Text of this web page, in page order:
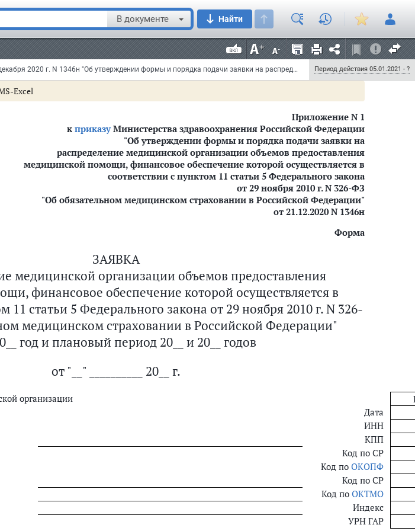
В документе Найти
помощи, финансовое обеспечение которой осуществляется в соответствии с пунктом 11 статьи 5
медицинской помощи, финансовое обеспечение которой осуществляется в соответствии с
Приказ Министерства здравоохранения РФ от 21 декабря 2020 г. N 1346н "Об утверждении формы и порядка подачи заявки на распределение медицинской организации объемов предоставления медицинской помощи, финансовое обеспечение которой осуществляется в соответствии с пунктом 11 статьи 5 Федерального закона от 29 ноября 2010 г. N 326-ФЗ "Об обязательном медицинском страховании в Российской Федерации" Период действия 05.01.2021 - ?
декабря 2020 г.
Excel
Приложение N 1
к приказуМинистерства здравоохранения Российской Федерации
"Об утверждении формы и порядка подачи заявки на
распределение медицинской организации объемов предоставления
медицинской помощи, финансовое обеспечение которой осуществляется в
соответствии с пунктом 11 статьи 5 Федерального закона
от 29 ноября 2010 г. N 326-ФЗ
"Об обязательном медицинском страховании в Российской Федерации"
от 21.12.2020 N 1346н
Форма
ЗАЯВКА
медицинской организации объемов предоставления
финансовое обеспечение которой осуществляется в
11 статьи 5 Федерального закона от 29 ноября 2010 г. N 326-
медицинском страховании в Российской Федерации"
год и плановый период 20__ и 20__ годов
от "__" __________ 20__ г.
организации
Дата
ИНН
КПП
Код по СР
Код по ОКОПФ
Код по СР
Код по ОКТМО
Индекс
УРН ГАР